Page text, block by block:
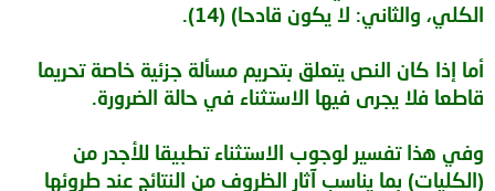
الكلي، والثاني: لا يكون قادحا) (14).
أما إذا كان النص يتعلق بتحريم مسألة جزئية خاصة تحريما
قاطعا فلا يجرى فيها الاستثناء في حالة الضرورة.
وفي هذا تفسير لوجوب الاستثناء تطبيقا للأجدر من
(الكليات) بما يناسب آثار الظروف من النتائج عند طروئها